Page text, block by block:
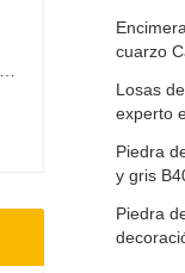
cuarzo
Losas
experto
Piedra
y gris
Piedra